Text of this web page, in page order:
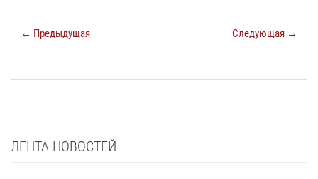
← Предыдущая Следующая →
ЛЕНТА НОВОСТЕЙ